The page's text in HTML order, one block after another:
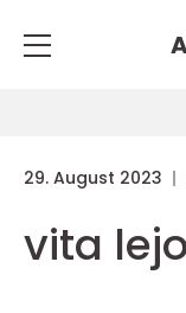
29. August 2023
vita